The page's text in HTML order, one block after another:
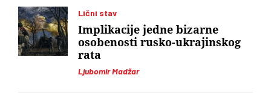
Lični stav
Ljubomir Madžar
Implikacije jedne bizarne
osobenosti rusko-ukrajinskog
rata